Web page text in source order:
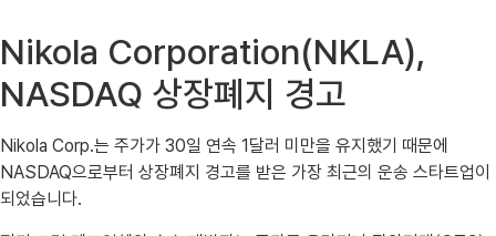
Nikola Corporation(NKLA),
NASDAQ 상장폐지 경고
Nikola Corp.는 주가가 30일 연속 1달러 미만을 유지했기 때문에
NASDAQ으로부터 상장폐지 경고를 받은 가장 최근의 운송 스타트업이
되었습니다.